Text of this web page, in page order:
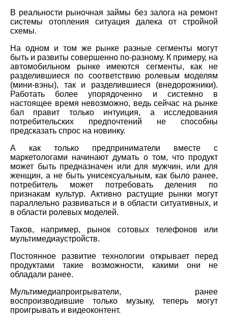
В реальности рыночная займы без залога на ремонт
системы отопления ситуация далека от стройной
схемы.
На одном и том же рынке разные сегменты могут
быть и развиты совершенно по-разному. К примеру, на
автомобильном рынке имеются сегменты, как не
разделившиеся по соответствию ролевым моделям
(мини-вэны), так и разделившиеся (внедорожники).
Работать более упорядоченно и системно в
настоящее время невозможно, ведь сейчас на рынке
бал правит только интуиция, а исследования
потребительских предпочтений не способны
предсказать спрос на новинку.
А как только предприниматели вместе с
маркетологами начинают думать о том, что продукт
может быть предназначен или для мужчин, или для
женщин, а не быть унисексуальным, как было ранее,
потребитель может потребовать деления по
признакам культур. Активно растущие рынки могут
параллельно развиваться и в области ситуативных, и
в области ролевых моделей.
Таков, например, рынок сотовых телефонов или
мультимедиаустройств.
Постоянное развитие технологии открывает перед
продуктами такие возможности, какими они не
обладали ранее.
Мультимедиапроигрыватели, ранее
воспроизводившие только музыку, теперь могут
проигрывать и видеоконтент.